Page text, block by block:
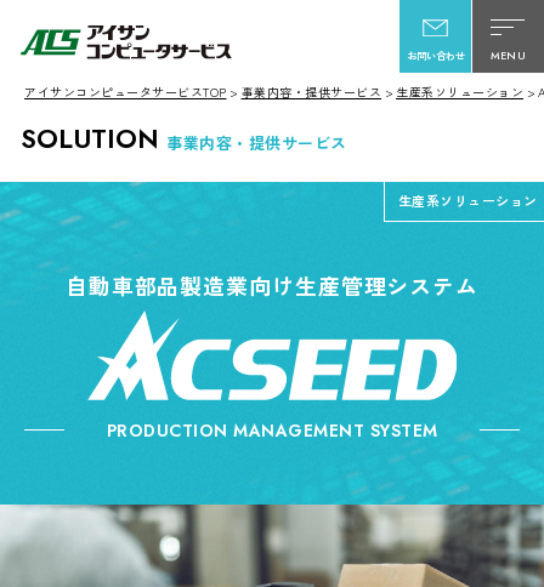
お問い合わせ MENU
アイサンコンピュータサービスTOP 事業内容・提供サービス 生産系ソリューション
SOLUTION 事業内容・提供サービス
生産系ソリューション
自動車部品製造業向け生産管理システム
PRODUCTION MANAGEMENT SYSTEM